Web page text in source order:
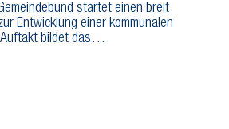
startet einen breit
Entwicklung einer kommunalen
bildet das…